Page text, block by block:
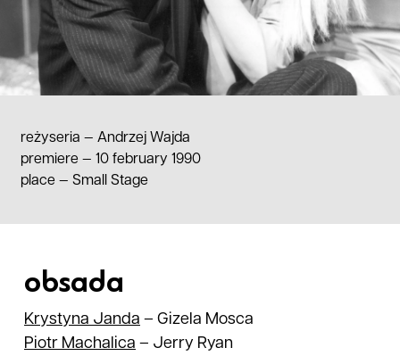
reżyseria — Andrzej Wajda
premiere — 10 february 1990
place — Small Stage
obsada
Krystyna Janda – Gizela Mosca
Piotr Machalica – Jerry Ryan